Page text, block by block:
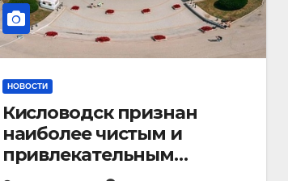
НОВОСТИ
Кисловодск признан
наиболее чистым и
привлекательным
курортным городом в